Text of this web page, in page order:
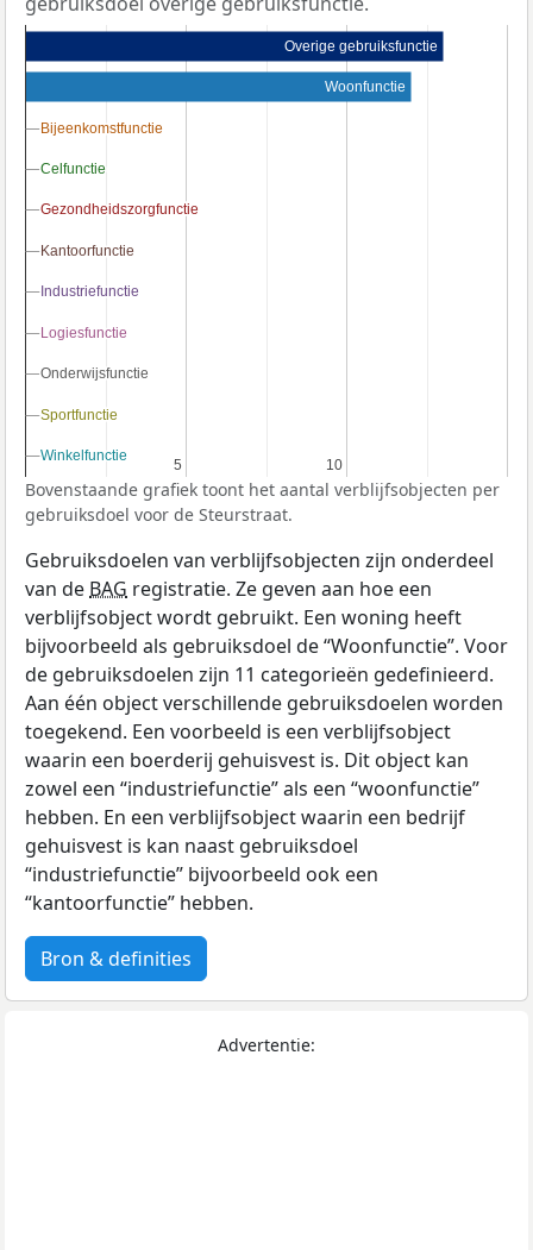
5
5 10
10
Overige gebruiksfunctie
Woonfunctie
Bijeenkomstfunctie
Bijeenkomstfunctie
Celfunctie
Celfunctie
Gezondheidszorgfunctie
Gezondheidszorgfunctie
Kantoorfunctie
Kantoorfunctie
Industriefunctie
Industriefunctie
Logiesfunctie
Logiesfunctie
Onderwijsfunctie
Onderwijsfunctie
Sportfunctie
Sportfunctie
Winkelfunctie
Winkelfunctie
Bovenstaande grafiek toont het aantal verblijfsobjecten per
gebruiksdoel voor de Steurstraat.
Gebruiksdoelen van verblijfsobjecten zijn onderdeel
van de BAG registratie. Ze geven aan hoe een
verblijfsobject wordt gebruikt. Een woning heeft
bijvoorbeeld als gebruiksdoel de “Woonfunctie”. Voor
de gebruiksdoelen zijn 11 categorieën gedefinieerd.
Aan één object verschillende gebruiksdoelen worden
toegekend. Een voorbeeld is een verblijfsobject
waarin een boerderij gehuisvest is. Dit object kan
zowel een “industriefunctie” als een “woonfunctie”
hebben. En een verblijfsobject waarin een bedrijf
gehuisvest is kan naast gebruiksdoel
“industriefunctie” bijvoorbeeld ook een
“kantoorfunctie” hebben.
Bron & definities
Advertentie: